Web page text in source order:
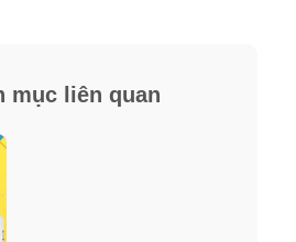
cùng với cơ thể bạn để hỗ
thành phần: glucosamin,
các mô khớp bao gồm sụn.
mục liên quan